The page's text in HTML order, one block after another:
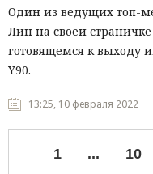
Один из ведущих топ-
Лин на своей
готовящемся к выходу
Y90.
13:25, 10 февраля 2022
1 ... 10